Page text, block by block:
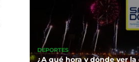
DEPORTES
¿A qué hora y dónde ver la